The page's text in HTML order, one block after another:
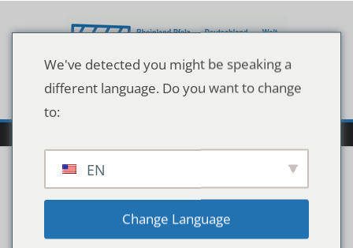
Inhalt
75122-0-7.Ots_
We've detected you might be speaking a
different language. Do you want to change
to:
EN
Change Language